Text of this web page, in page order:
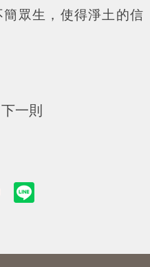
眾生，使得淨土的信
下一則